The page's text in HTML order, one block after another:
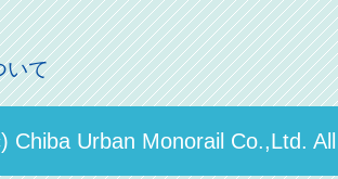
＆ライド
ラリー
集
いて
Chiba Urban Monorail Co.,Ltd.